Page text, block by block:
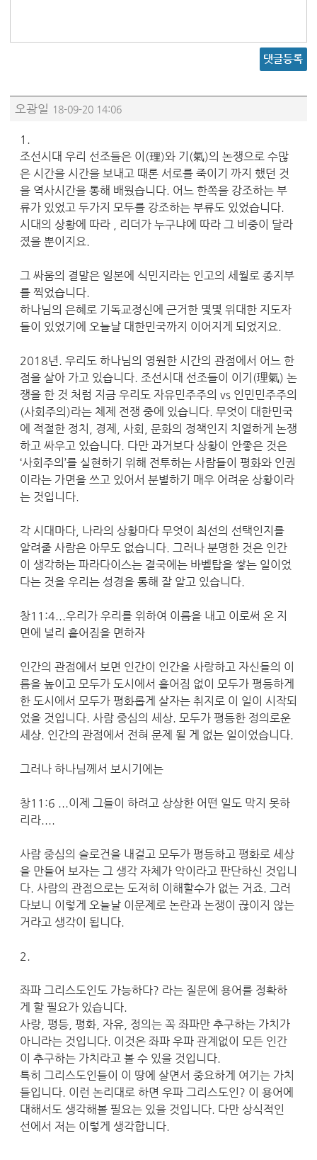
댓글등록
오광일 18-09-20 14:06
1.
조선시대 우리 선조들은 이(理)와 기(氣)의 논쟁으로 수많
은 시간을 시간을 보내고 때론 서로를 죽이기 까지 했던 것
을 역사시간을 통해 배웠습니다. 어느 한쪽을 강조하는 부
류가 있었고 두가지 모두를 강조하는 부류도 있었습니다.
시대의 상황에 따라 , 리더가 누구냐에 따라 그 비중이 달라
졌을 뿐이지요.
그 싸움의 결말은 일본에 식민지라는 인고의 세월로 종지부
를 찍었습니다.
하나님의 은혜로 기독교정신에 근거한 몇몇 위대한 지도자
들이 있었기에 오늘날 대한민국까지 이어지게 되었지요.
2018년. 우리도 하나님의 영원한 시간의 관점에서 어느 한
점을 살아 가고 있습니다. 조선시대 선조들이 이기(理氣) 논
쟁을 한 것 처럼 지금 우리도 자유민주주의 vs 인민민주주의
(사회주의)라는 체제 전쟁 중에 있습니다. 무엇이 대한민국
에 적절한 정치, 경제, 사회, 문화의 정책인지 치열하게 논쟁
하고 싸우고 있습니다. 다만 과거보다 상황이 안좋은 것은
‘사회주의’를 실현하기 위해 전투하는 사람들이 평화와 인권
이라는 가면을 쓰고 있어서 분별하기 매우 어려운 상황이라
는 것입니다.
각 시대마다, 나라의 상황마다 무엇이 최선의 선택인지를
알려줄 사람은 아무도 없습니다. 그러나 분명한 것은 인간
이 생각하는 파라다이스는 결국에는 바벨탑을 쌓는 일이었
다는 것을 우리는 성경을 통해 잘 알고 있습니다.
창11:4...우리가 우리를 위하여 이름을 내고 이로써 온 지
면에 널리 흩어짐을 면하자
인간의 관점에서 보면 인간이 인간을 사랑하고 자신들의 이
름을 높이고 모두가 도시에서 흩어짐 없이 모두가 평등하게
한 도시에서 모두가 평화롭게 살자는 취지로 이 일이 시작되
었을 것입니다. 사람 중심의 세상. 모두가 평등한 정의로운
세상. 인간의 관점에서 전혀 문제 될 게 없는 일이었습니다.
그러나 하나님께서 보시기에는
창11:6 ...이제 그들이 하려고 상상한 어떤 일도 막지 못하
리라....
사람 중심의 슬로건을 내걸고 모두가 평등하고 평화로 세상
을 만들어 보자는 그 생각 자체가 악이라고 판단하신 것입니
다. 사람의 관점으로는 도저히 이해할수가 없는 거죠. 그러
다보니 이렇게 오늘날 이문제로 논란과 논쟁이 끊이지 않는
거라고 생각이 됩니다.
2.
좌파 그리스도인도 가능하다? 라는 질문에 용어를 정확하
게 할 필요가 있습니다.
사랑, 평등, 평화, 자유, 정의는 꼭 좌파만 추구하는 가치가
아니라는 것입니다. 이것은 좌파 우파 관계없이 모든 인간
이 추구하는 가치라고 볼 수 있을 것입니다.
특히 그리스도인들이 이 땅에 살면서 중요하게 여기는 가치
들입니다. 이런 논리대로 하면 우파 그리스도인? 이 용어에
대해서도 생각해볼 필요는 있을 것입니다. 다만 상식적인
선에서 저는 이렇게 생각합니다.